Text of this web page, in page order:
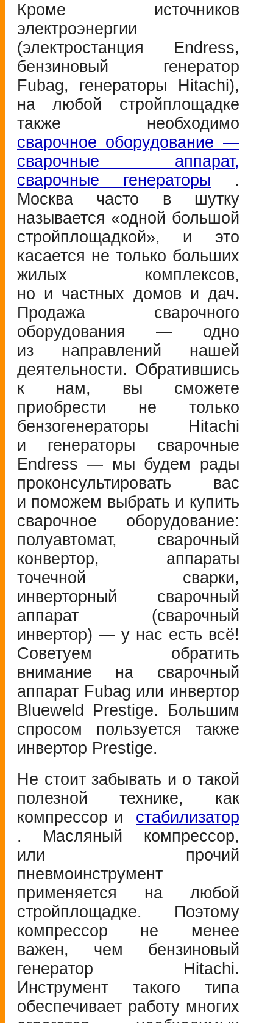
Кроме источников
электроэнергии
(электростанция Endress,
бензиновый генератор
Fubag, генераторы Hitachi),
на любой стройплощадке
также необходимо
сварочное оборудование —
сварочные аппарат,
сварочные генераторы .
Москва часто в шутку
называется «одной большой
стройплощадкой», и это
касается не только больших
жилых комплексов,
но и частных домов и дач.
Продажа сварочного
оборудования — одно
из направлений нашей
деятельности. Обратившись
к нам, вы сможете
приобрести не только
бензогенераторы Hitachi
и генераторы сварочные
Endress — мы будем рады
проконсультировать вас
и поможем выбрать и купить
сварочное оборудование:
полуавтомат, сварочный
конвертор, аппараты
точечной сварки,
инверторный сварочный
аппарат (сварочный
инвертор) — у нас есть всё!
Советуем обратить
внимание на сварочный
аппарат Fubag или инвертор
Blueweld Prestige. Большим
спросом пользуется также
инвертор Prestige.
Не стоит забывать и о такой
полезной технике, как
компрессор и стабилизатор
. Масляный компрессор,
или прочий
пневмоинструмент
применяется на любой
стройплощадке. Поэтому
компрессор не менее
важен, чем бензиновый
генератор Hitachi.
Инструмент такого типа
обеспечивает работу многих